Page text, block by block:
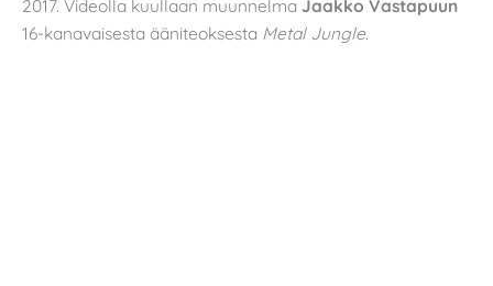
2017. Videolla kuullaan muunnelma Jaakko Vastapuun
16-kanavaisesta ääniteoksesta Metal Jungle.